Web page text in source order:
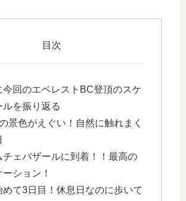
目次
今回のエベレストBC登頂のスケ
ルを振り返る
景色がえぐい！自然に触れまく
チェバザールに到着！！最高の
ーション！
めて3日目！休息日なのに歩いて